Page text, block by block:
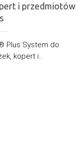
i przedmiotów
Plus System do
kopert i...